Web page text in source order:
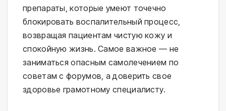
препараты, которые умеют точечно
блокировать воспалительный процесс,
возвращая пациентам чистую кожу и
спокойную жизнь. Самое важное — не
заниматься опасным самолечением по
советам с форумов, а доверить свое
здоровье грамотному специалисту.